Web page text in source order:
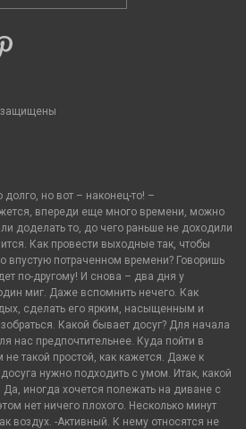
защищены
долго, но вот – наконец-то! –
впереди еще много времени, можно
доделать то, до чего раньше не доходили
Как провести выходные так, чтобы
впустую потраченном времени? Говоришь
по-другому! И снова – два дня у
миг. Даже вспомнить нечего. Как
сделать его ярким, насыщенным и
Какой бывает досуг? Для начала
нас предпочтительнее. Куда пойти в
такой простой, как кажется. Даже к
нужно подходить с умом. Итак, какой
иногда хочется полежать на диване с
нет ничего плохого. Несколько минут
воздух. -Активный. К нему относятся не